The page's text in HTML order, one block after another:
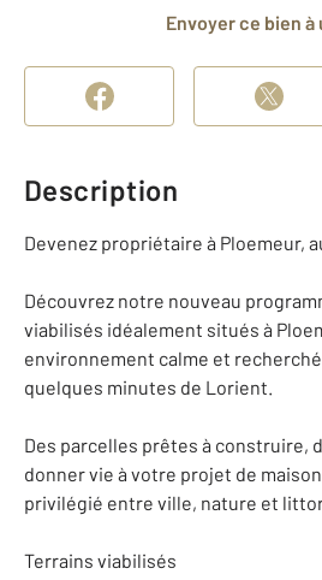
Envoyer ce bien à
Description
Devenez propriétaire à Ploemeur,
Découvrez notre nouveau
viabilisés idéalement situés à
environnement calme et
quelques minutes de Lorient.
Des parcelles prêtes à construire,
donner vie à votre projet de
privilégié entre ville, nature et
Terrains viabilisés